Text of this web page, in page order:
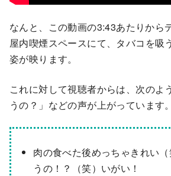
なんと、この動画の3:43あたりから
屋内喫煙スペースにて、タバコを吸
姿が映ります。
これに対して視聴者からは、次のよ
うの？」などの声が上がっています。
肉の食べた後めっちゃきれい
うの！？（笑）いがい！